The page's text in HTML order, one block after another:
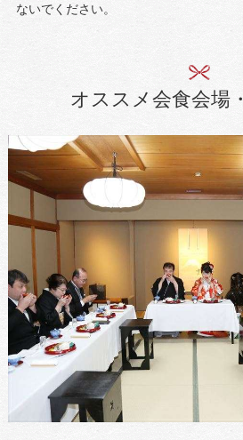
ないでください。
オススメ会食会場